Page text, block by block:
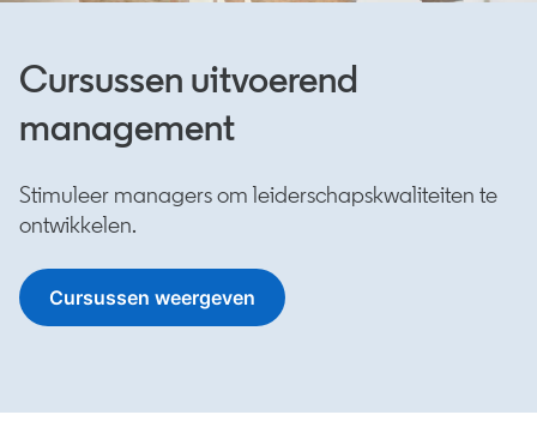
Cursussen uitvoerend
management
Stimuleer managers om leiderschapskwaliteiten te
ontwikkelen.
Cursussen weergeven
opens in a new tab